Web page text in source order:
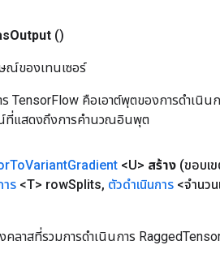
Output ()
ของเทนเซอร์
TensorFlow คือเอาต์พุตของการดำเนิน
ที่แสดงถึงการคำนวณอินพุต
ToVariantGradient <U> สร้าง (ขอบเ
าร <T> rowSplits, ตัวดำเนินการ <จำนว
คลาสที่รวมการดำเนินการ